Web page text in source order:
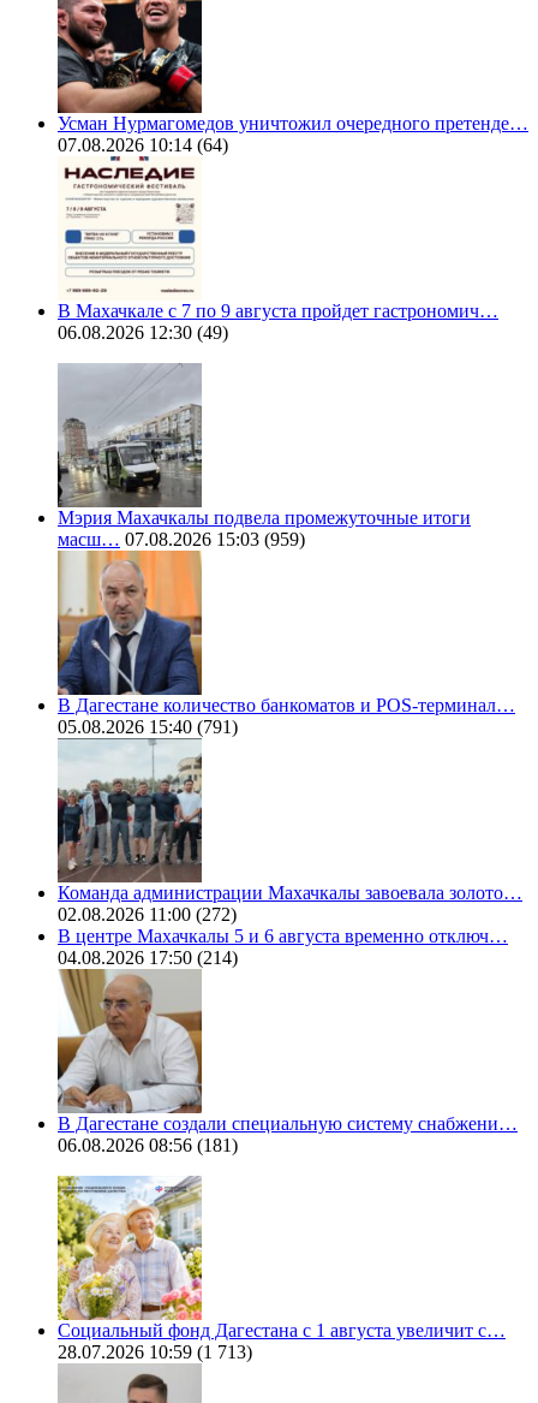
Усман Нурмагомедов уничтожил очередного претенде…
07.08.2026 10:14 (64)
В Махачкале с 7 по 9 августа пройдет гастрономич…
06.08.2026 12:30 (49)
Мэрия Махачкалы подвела промежуточные итоги
масш… 07.08.2026 15:03 (959)
В Дагестане количество банкоматов и POS-терминал…
05.08.2026 15:40 (791)
Команда администрации Махачкалы завоевала золото…
02.08.2026 11:00 (272)
В центре Махачкалы 5 и 6 августа временно отключ…
04.08.2026 17:50 (214)
В Дагестане создали специальную систему снабжени…
06.08.2026 08:56 (181)
Социальный фонд Дагестана с 1 августа увеличит с…
28.07.2026 10:59 (1 713)